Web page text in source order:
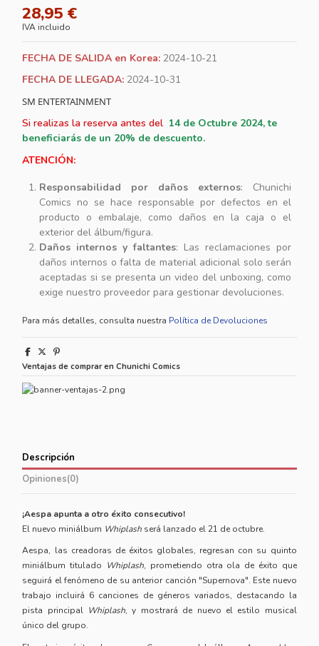
28,95 €
IVA incluido
FECHA DE SALIDA en Korea: 2024-10-21
FECHA DE LLEGADA: 2024-10-31
SM ENTERTAINMENT
Si realizas la reserva antes del 14 de Octubre 2024, te
beneficiarás de un 20% de descuento.
ATENCIÓN:
Responsabilidad por daños externos: Chunichi
Comics no se hace responsable por defectos en el
producto o embalaje, como daños en la caja o el
exterior del álbum/figura.
Daños internos y faltantes: Las reclamaciones por
daños internos o falta de material adicional solo serán
aceptadas si se presenta un video del unboxing, como
exige nuestro proveedor para gestionar devoluciones.
Para más detalles, consulta nuestra Política de Devoluciones
Ventajas de comprar en Chunichi Comics
Descripción
Opiniones(0)
¡Aespa apunta a otro éxito consecutivo!
El nuevo miniálbum Whiplash será lanzado el 21 de octubre.
Aespa, las creadoras de éxitos globales, regresan con su quinto
miniálbum titulado Whiplash, prometiendo otra ola de éxito que
seguirá el fenómeno de su anterior canción "Supernova". Este nuevo
trabajo incluirá 6 canciones de géneros variados, destacando la
pista principal Whiplash, y mostrará de nuevo el estilo musical
único del grupo.